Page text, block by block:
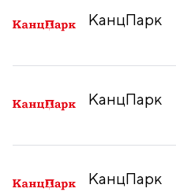
КанцПарк
КанцПарк
КанцПарк